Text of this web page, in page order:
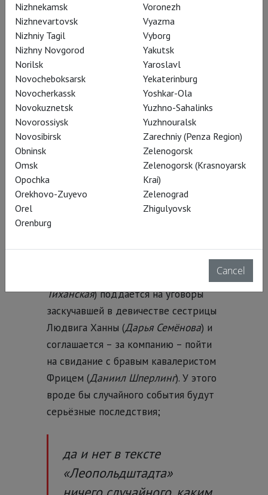
переполох. Ещё жива старейшина –
«всеобщая бабушка» Эмилия Мерц
(Лариса Гребенщикова); дети
суетятся вокруг ёлки – малыш
находит в коробке игрушек
шестиконечную звезду и норовит
взгромоздить её на верхушку:
«бедный ребёнок – ему устроили
крестины и обрезание на одной
». Здесь обсуждают крайнюю
плоть, перспективу создания
еврейского государстве на
Мадагаскаре и летнюю поездку на
Всемирную выставку в Париж;
облизать ложку с кремом для торта;
Тиханская) поддаётся на уговоры
заскучавшей в девичестве сестрицы
Людвига Ханны (Дарья Семёнова) и
соглашается – за компанию – пойти
на свидание с бравым кавалеристом
Фрицем (Даниил Шперлинг). У этого
вроде бы случайного события будут
серьёзные последствия;
да и нет в тексте
«Леопольдштадта»
Nizhnekamsk
Nizhnevartovsk
Nizhniy Tagil
Nizhny Novgorod
Norilsk
Novocheboksarsk
Novocherkassk
Novokuznetsk
Novorossiysk
Novosibirsk
Obninsk
Omsk
Opochka
Orekhovo-Zuyevo
Orel
Orenburg
Voronezh
Vyazma
Vyborg
Yakutsk
Yaroslavl
Yekaterinburg
Yoshkar-Ola
Yuzhno-Sahalinks
Yuzhnouralsk
Zarechniy (Penza Region)
Zelenogorsk
Zelenogorsk (Krasnoyarsk
Krai)
Zelenograd
Zhigulyovsk
Cancel